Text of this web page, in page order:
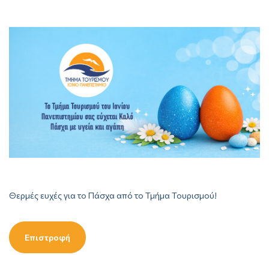
Θερμές ευχές για το Πάσχα από το Τμήμα Τουρισμού!
Επιστροφή